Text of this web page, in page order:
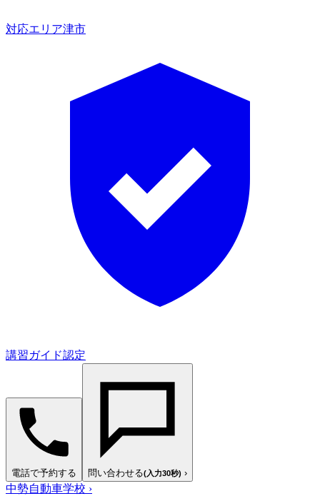
対応エリア津市
講習ガイド認定
電話で予約する 問い合わせる(入力30秒) ›
中勢自動車学校 ›